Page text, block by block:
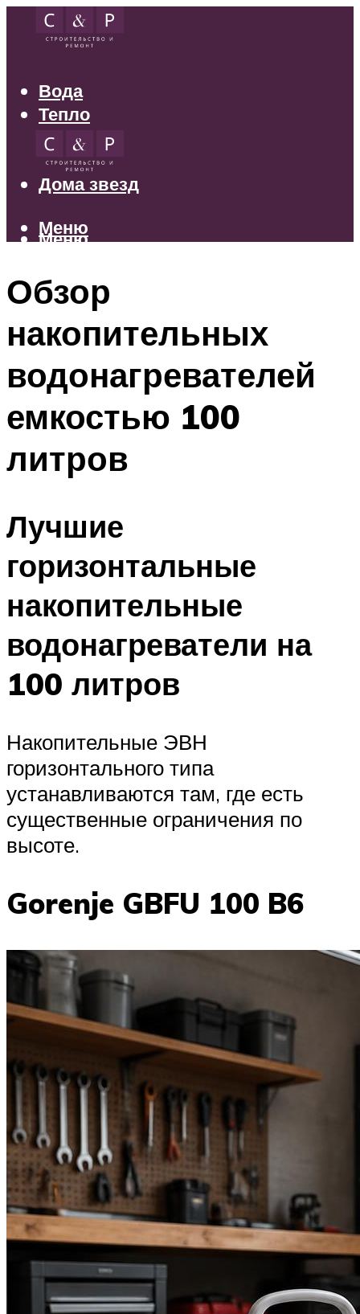
Вода
Тепло
Электрика
Свет
Дома звезд
Меню
Меню
Обзор
накопительных
водонагревателей
емкостью 100
литров
Лучшие
горизонтальные
накопительные
водонагреватели на
100 литров
Накопительные ЭВН
горизонтального типа
устанавливаются там, где есть
существенные ограничения по
высоте.
Gorenje GBFU 100 B6